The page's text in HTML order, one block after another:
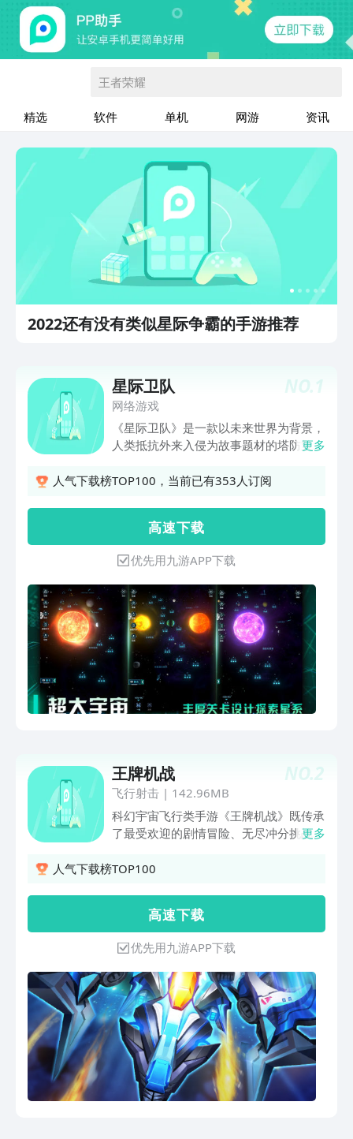
王者荣耀
精选 软件 单机 网游 资讯
2022还有没有类似星际争霸的手游推荐
NO.1
星际卫队
网络游戏
《星际卫队》是一款以未来世界为背景，
人类抵抗外来入侵为故事题材的塔防策略
建立舰队基地，训练护卫军团，打造规模
军，保卫地球！ 舰队已经整装待发，长
官，请下达命令吧！
更多
人气下载榜TOP100，当前已有353人订阅
高 速 下 载
优先用九游APP下载
NO.2
王牌机战
飞行射击| 142.96MB
科幻宇宙飞行类手游《王牌机战》既传承
了最受欢迎的剧情冒险、无尽冲分挑战两
BOSS等六种创意玩法。细腻的画面设
百种弹幕关卡设计，给你最酣畅淋漓的指
尖爆破体验！弹幕乱舞带你重回真机对战
的热血时代。简单划动，一秒上手。雷电
走位，技巧为王！宇宙大战一触即发！
更多
人气下载榜TOP100
高 速 下 载
优先用九游APP下载